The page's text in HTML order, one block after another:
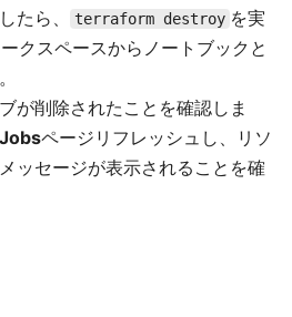
たら、
terraform destroy を実
クスペースからノートブックと
が削除されたことを確認しま
Jobsページリフレッシュし、リソ
ッセージが表示されることを確